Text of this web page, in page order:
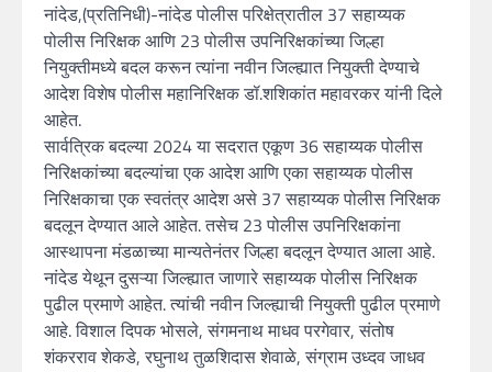
नांदेड,(प्रतिनिधी)-नांदेड पोलीस परिक्षेत्रातील 37 सहाय्यक
पोलीस निरिक्षक आणि 23 पोलीस उपनिरिक्षकांच्या जिल्हा
नियुक्तीमध्ये बदल करून त्यांना नवीन जिल्ह्यात नियुक्ती देण्याचे
आदेश विशेष पोलीस महानिरिक्षक डॉ.शशिकांत महावरकर यांनी दिले
आहेत.
सार्वत्रिक बदल्या 2024 या सदरात एकूण 36 सहाय्यक पोलीस
निरिक्षकांच्या बदल्यांचा एक आदेश आणि एका सहाय्यक पोलीस
निरिक्षकाचा एक स्वतंत्र आदेश असे 37 सहाय्यक पोलीस निरिक्षक
बदलून देण्यात आले आहेत. तसेच 23 पोलीस उपनिरिक्षकांना
आस्थापना मंडळाच्या मान्यतेनंतर जिल्हा बदलून देण्यात आला आहे.
नांदेड येथून दुसऱ्या जिल्ह्यात जाणारे सहाय्यक पोलीस निरिक्षक
पुढील प्रमाणे आहेत. त्यांची नवीन जिल्ह्याची नियुक्ती पुढील प्रमाणे
आहे. विशाल दिपक भोसले, संगमनाथ माधव परगेवार, संतोष
शंकरराव शेकडे, रघुनाथ तुळशिदास शेवाळे, संग्राम उध्दव जाधव